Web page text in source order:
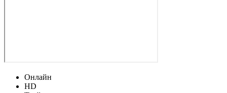
Онлайн
HD